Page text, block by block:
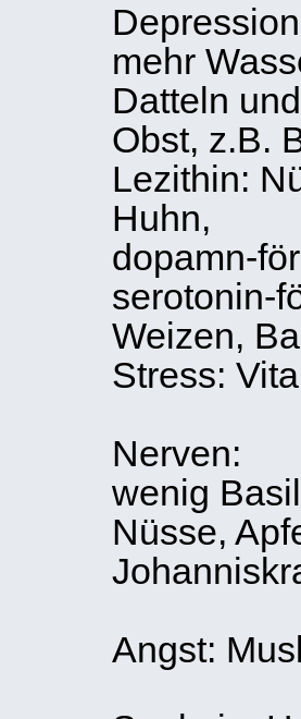
mehr
Datteln
Obst, z.B.
Lezithin:
Huhn,
dopamn-
serotonin-
Weizen,
Stress:
Nerven:
wenig
Nüsse,
Angst: